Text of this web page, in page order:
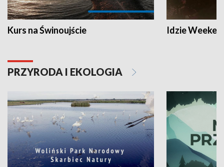
Kurs na Świnoujście Idzie
PRZYRODA I EKOLOGIA